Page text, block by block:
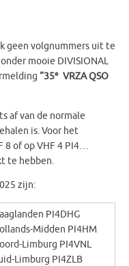
geen volgnummers uit te
mooie DIVISIONAL
“35e VRZA QSO
af van de normale
is. Voor het
8 of op VHF 4 PI4…
te hebben.
zijn:
PI4DHG
Midden PI4HM
Limburg PI4VNL
Limburg PI4ZLB